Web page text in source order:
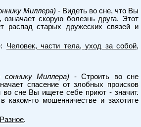
Миллера) - Видеть во сне, что Вы
означает скорую болезнь друга. Этот
распад старых дружеских связей и
Человек, части тела, уход за собой,
соннику Миллера) - Строить во сне
спасение от злобных происков
во сне Вы ищете себе приют - значит.
каком-то мошенничестве и захотите
Разное.